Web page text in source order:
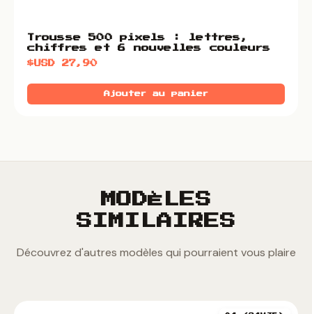
Trousse 500 pixels : lettres,
chiffres et 6 nouvelles couleurs
$USD27,90
Ajouter au panier
MODÈLES
SIMILAIRES
Découvrez d'autres modèles qui pourraient vous plaire